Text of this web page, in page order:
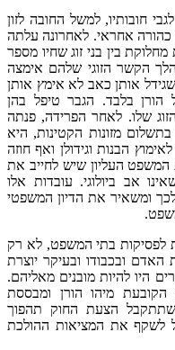
חובותיו, למשל החובה לזון
כהורה אחראי. לאחרונה עלתה
בין בני זוג שחיו מספר
הקשר הזוגי שלהם אימצה
אותן כאב לא אימץ אותן
בלבד. הגבר טיפל בהן
שלו. לאחר הפרידה, פנתה
מזונות הקטינות, היא
הבנות וגידולן ואף חוזה
העליון שיש לחייב את
אב ביולוגי. עובדות אלו
ומשאיר את הדיון המשפטי
לפסיקות בתי המשפט, לא רק
האדם ובכבודו ובעיקר יוצרת
היו להיות מובנים מאליהם.
מיהו הורן ומבססת
הצעת החוק תהפוך
לשקף את המציאות ההולכת